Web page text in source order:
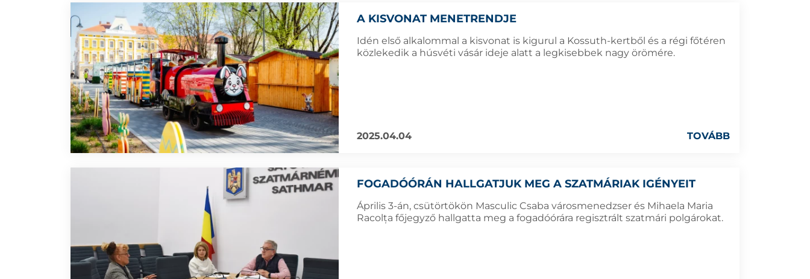
A KISVONAT MENETRENDJE
Idén első alkalommal a kisvonat is kigurul a Kossuth-kertből és a régi főtéren
közlekedik a húsvéti vásár ideje alatt a legkisebbek nagy örömére.
2025.04.04 TOVÁBB
FOGADÓÓRÁN HALLGATJUK MEG A SZATMÁRIAK IGÉNYEIT
Április 3-án, csütörtökön Masculic Csaba városmenedzser és Mihaela Maria
Racolța főjegyző hallgatta meg a fogadóórára regisztrált szatmári polgárokat.